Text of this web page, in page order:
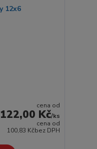
cena od
122,00 Kč/ks
cena od
100,83 Kčbez DPH